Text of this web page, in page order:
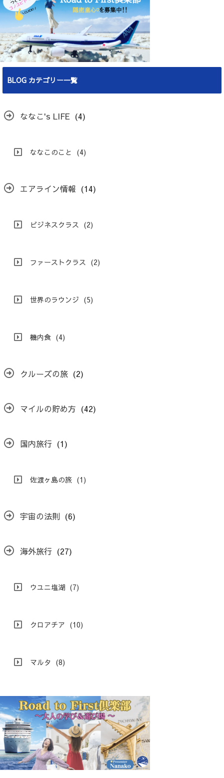
BLOG カテゴリー一覧
ななこ's LIFE (4)
ななこのこと (4)
エアライン情報 (14)
ビジネスクラス (2)
ファーストクラス (2)
世界のラウンジ (5)
機内食 (4)
クルーズの旅 (2)
マイルの貯め方 (42)
国内旅行 (1)
佐渡ヶ島の旅 (1)
宇宙の法則 (6)
海外旅行 (27)
ウユニ塩湖 (7)
クロアチア (10)
マルタ (8)